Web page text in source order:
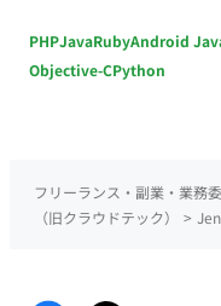
PHPJavaRubyAndroid
Objective-CPython
フリーランス・副業・業務
（旧クラウドテック）
>